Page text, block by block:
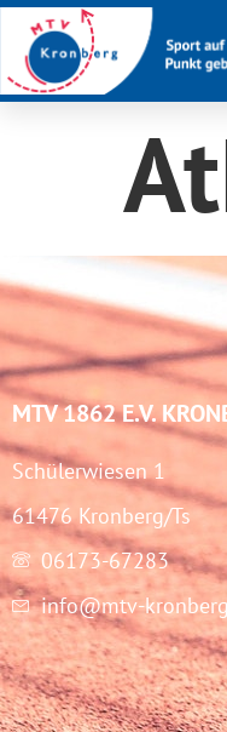
MTV 1862 E.V.
Schülerwiesen 1
61476 Kronberg/Ts
06173-67283
info@mtv-